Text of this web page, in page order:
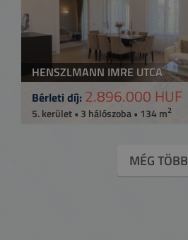
HENSZLMANN IMRE UTCA
Bérleti díj: 2.896.000 HUF
5. kerület • 3 hálószoba • 134 m2
MÉG TÖBB